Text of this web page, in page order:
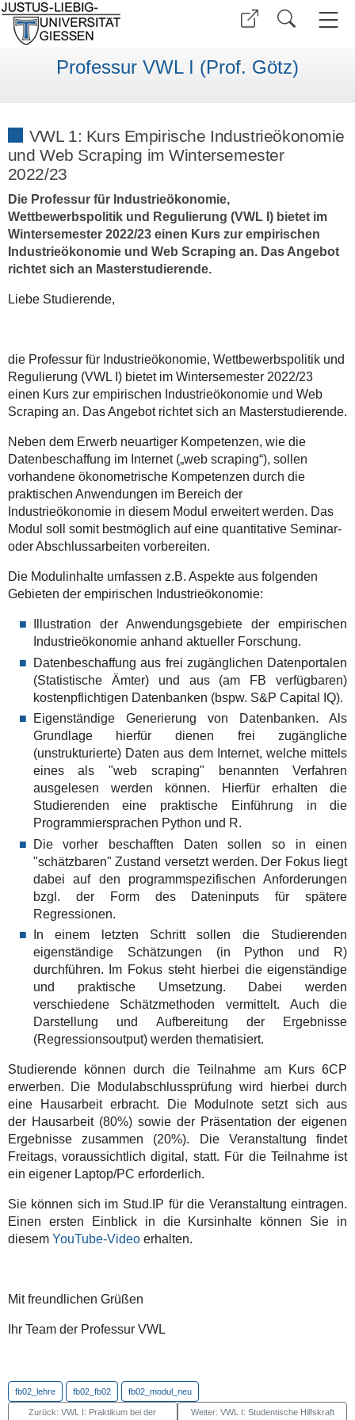
Professur VWL I (Prof. Götz)
VWL 1: Kurs Empirische Industrieökonomie
und Web Scraping im Wintersemester
2022/23
Die Professur für Industrieökonomie,
Wettbewerbspolitik und Regulierung (VWL I) bietet im
Wintersemester 2022/23 einen Kurs zur empirischen
Industrieökonomie und Web Scraping an. Das Angebot
richtet sich an Masterstudierende.
Liebe Studierende,
die Professur für Industrieökonomie, Wettbewerbspolitik und
Regulierung (VWL I) bietet im Wintersemester 2022/23
einen Kurs zur empirischen Industrieökonomie und Web
Scraping an. Das Angebot richtet sich an Masterstudierende.
Neben dem Erwerb neuartiger Kompetenzen, wie die
Datenbeschaffung im Internet („web scraping“), sollen
vorhandene ökonometrische Kompetenzen durch die
praktischen Anwendungen im Bereich der
Industrieökonomie in diesem Modul erweitert werden. Das
Modul soll somit bestmöglich auf eine quantitative Seminar-
oder Abschlussarbeiten vorbereiten.
Die Modulinhalte umfassen z.B. Aspekte aus folgenden
Gebieten der empirischen Industrieökonomie:
Illustration der Anwendungsgebiete der empirischen
Industrieökonomie anhand aktueller Forschung.
Datenbeschaffung aus frei zugänglichen Datenportalen
(Statistische Ämter) und aus (am FB verfügbaren)
kostenpflichtigen Datenbanken (bspw. S&P Capital IQ).
Eigenständige Generierung von Datenbanken. Als
Grundlage hierfür dienen frei zugängliche
(unstrukturierte) Daten aus dem Internet, welche mittels
eines als "web scraping" benannten Verfahren
ausgelesen werden können. Hierfür erhalten die
Studierenden eine praktische Einführung in die
Programmiersprachen Python und R.
Die vorher beschafften Daten sollen so in einen
"schätzbaren" Zustand versetzt werden. Der Fokus liegt
dabei auf den programmspezifischen Anforderungen
bzgl. der Form des Dateninputs für spätere
Regressionen.
In einem letzten Schritt sollen die Studierenden
eigenständige Schätzungen (in Python und R)
durchführen. Im Fokus steht hierbei die eigenständige
und praktische Umsetzung. Dabei werden
verschiedene Schätzmethoden vermittelt. Auch die
Darstellung und Aufbereitung der Ergebnisse
(Regressionsoutput) werden thematisiert.
Studierende können durch die Teilnahme am Kurs 6CP
erwerben. Die Modulabschlussprüfung wird hierbei durch
eine Hausarbeit erbracht. Die Modulnote setzt sich aus
der Hausarbeit (80%) sowie der Präsentation der eigenen
Ergebnisse zusammen (20%). Die Veranstaltung findet
Freitags, voraussichtlich digital, statt. Für die Teilnahme ist
ein eigener Laptop/PC erforderlich.
Sie können sich im Stud.IP für die Veranstaltung eintragen.
Einen ersten Einblick in die Kursinhalte können Sie in
diesem YouTube-Videoerhalten.
Mit freundlichen Grüßen
Ihr Team der Professur VWL
fb02_lehre fb02_fb02 fb02_modul_neu
Zurück: VWL I: Praktikum bei der Weiter: VWL I: Studentische Hilfskraft